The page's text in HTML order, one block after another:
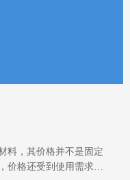
料，其价格并不是固定
价格还受到使用需求和